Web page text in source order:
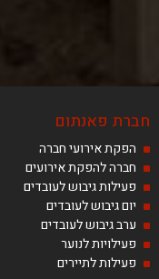
חברת פאנתום
הפקת אירועי חברה
חברה להפקת אירועים
פעילות גיבוש לעובדים
יום גיבוש לעובדים
ערב גיבוש לעובדים
פעילויות לנוער
פעילות לתיירים